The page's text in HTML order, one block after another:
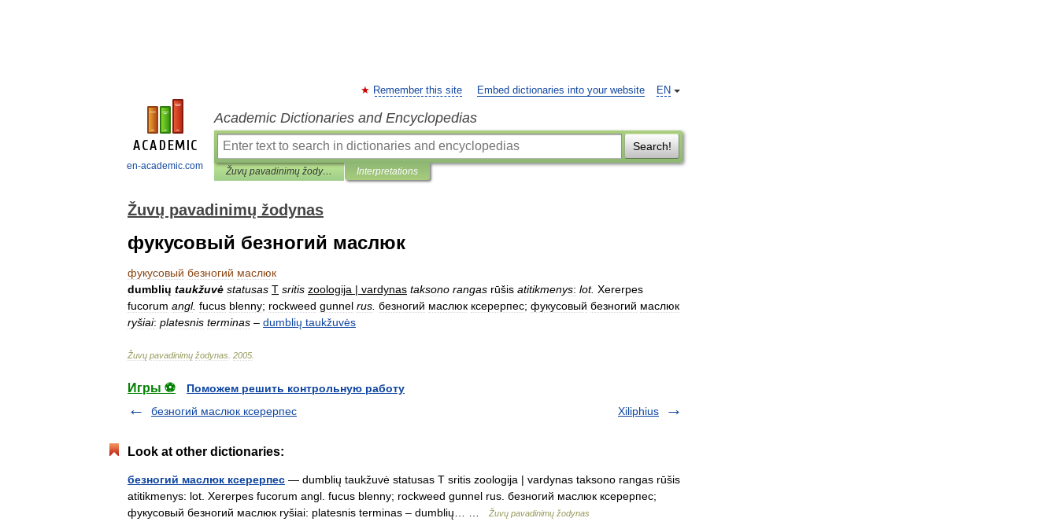
en-academic.com
EN
Remember this site Embed dictionaries into your website
Academic Dictionaries and Encyclopedias
Search!
Žuvų pavadinimų žodynas Interpretations
Žuvų pavadinimų žodynas
фукусовый безногий маслюк
фукусовый безногий маслюк
dumblių taukžuvė statusas T sritis zoologija | vardynas taksono rangas rūšis atitikmenys: lot. Xererpes
fucorum angl. fucus blenny; rockweed gunnel rus безногий маслюк ксерерпес; фукусовый безногий маслюк
ryšiai: platesnis terminas – dumblių taukžuvės
Žuvų pavadinimų žodynas 2005
Игры ⚽
Поможем решить контрольную работу
безногий маслюк ксерерпес
Xiliphius
Look at other dictionaries:
безногий маслюк ксерерпес — dumblių taukžuvė statusas T sritis zoologija | vardynas taksono rangas rūšis
atitikmenys: lot. Xererpes fucorum angl. fucus blenny; rockweed gunnel rus. безногий маслюк ксерерпес;
фукусовый безногий маслюк ryšiai: platesnis terminas – dumblių… …
Žuvų pavadinimų žodynas